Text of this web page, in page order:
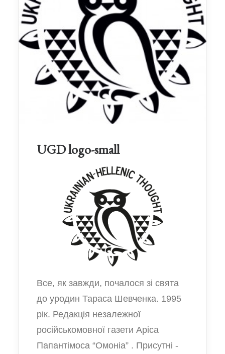
UGD logo-small
Все, як завжди, почалося зі свята
до уродин Тараса Шевченка. 1995
рік. Редакція незалежної
російськомовної газети Аріса
Папантімоса “Омоніа” . Присутні -